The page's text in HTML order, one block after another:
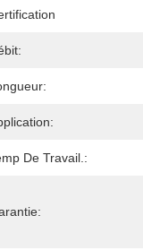
De Travail.: